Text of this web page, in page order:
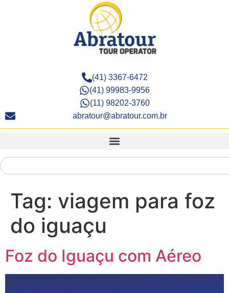
(41) 3367-6472
(41) 99983-9956
(11) 98202-3760
abratour@abratour.com.br
Tag: viagem para foz
do iguaçu
Foz do Iguaçu com Aéreo